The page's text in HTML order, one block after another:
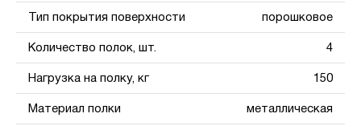
Тип покрытия поверхности порошковое
Количество полок, шт. 4
Нагрузка на полку, кг 150
Материал полки металлическая